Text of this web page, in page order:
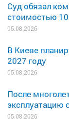
Суд обязал
стоимостью
05.08.2026
В Киеве
2027 году
05.08.2026
После
эксплуатацию
05.08.2026